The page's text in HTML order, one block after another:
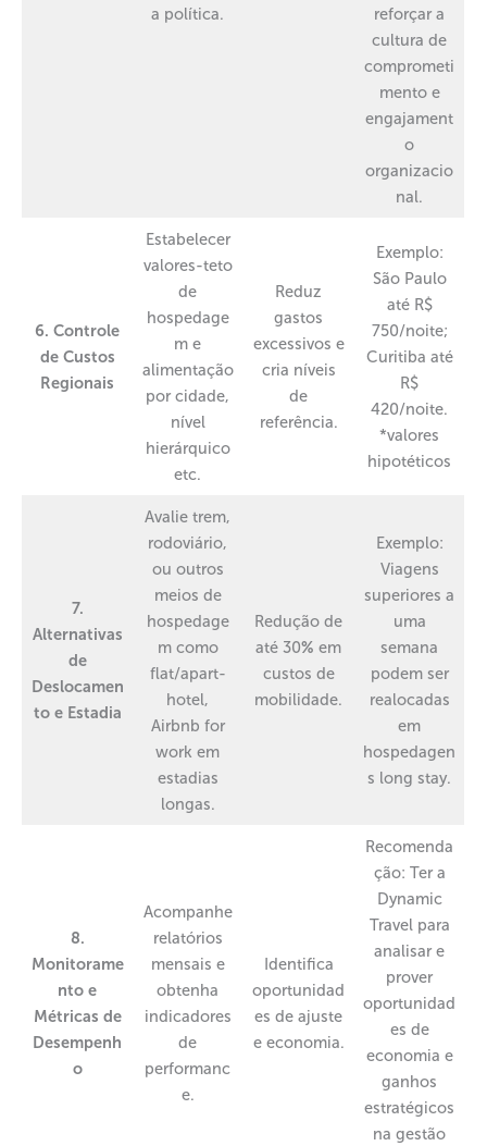
a política.
reforçar a
cultura de
comprometi
mento e
engajament
o
organizacio
nal.
6. Controle
de Custos
Regionais
Estabelecer
valores-teto
de
hospedage
m e
alimentação
por cidade,
nível
hierárquico
etc.
Reduz
gastos
excessivos e
cria níveis
de
referência.
Exemplo:
São Paulo
até R$
750/noite;
Curitiba até
R$
420/noite.
*valores
hipotéticos
7.
Alternativas
de
Deslocamen
to e Estadia
Avalie trem,
rodoviário,
ou outros
meios de
hospedage
m como
flat/apart-
hotel,
Airbnb for
work em
estadias
longas.
Redução de
até 30% em
custos de
mobilidade.
Exemplo:
Viagens
superiores a
uma
semana
podem ser
realocadas
em
hospedagen
s long stay.
8.
Monitorame
nto e
Métricas de
Desempenh
o
Acompanhe
relatórios
mensais e
obtenha
indicadores
de
performanc
e.
Identifica
oportunidad
es de ajuste
e economia.
Recomenda
ção: Ter a
Dynamic
Travel para
analisar e
prover
oportunidad
es de
economia e
ganhos
estratégicos
na gestão